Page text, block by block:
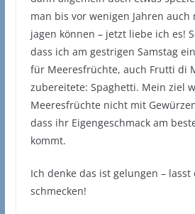
man bis vor wenigen Jahren auch
jagen können – jetzt liebe ich es!
dass ich am gestrigen Samstag
für Meeresfrüchte, auch Frutti di
zubereitete: Spaghetti. Mein ziel
Meeresfrüchte nicht mit
dass ihr Eigengeschmack am
kommt.
Ich denke das ist gelungen – lasst
schmecken!